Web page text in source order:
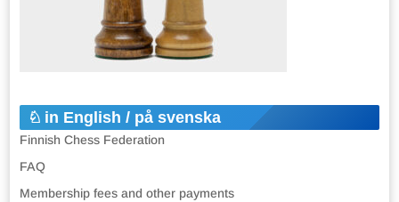
in English / på svenska
Finnish Chess Federation
FAQ
Membership fees and other payments